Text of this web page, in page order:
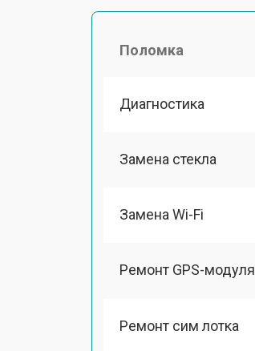
Поломка
Диагностика
Замена стекла
Замена Wi-Fi
Ремонт GPS-модуля
Ремонт сим лотка